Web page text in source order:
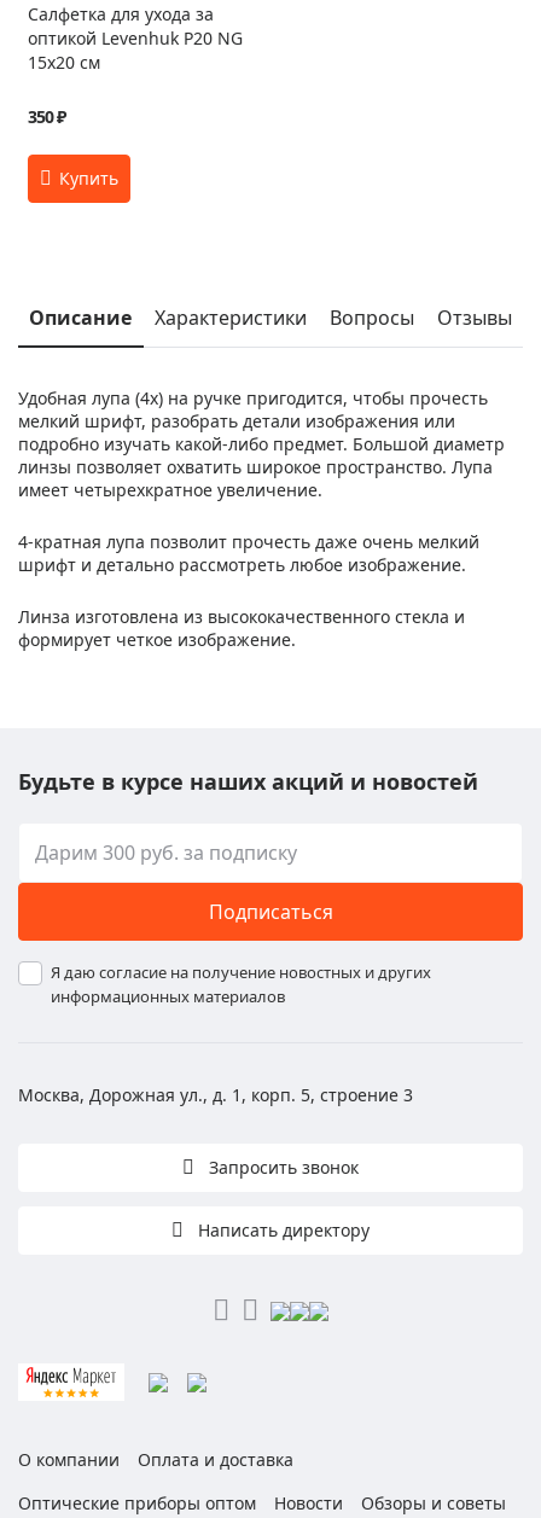
Салфетка для ухода за
оптикой Levenhuk P20 NG
15x20 см
350 ₽
Описание Характеристики Вопросы Отзывы
Удобная лупа (4x) на ручке пригодится, чтобы прочесть
мелкий шрифт, разобрать детали изображения или
подробно изучать какой-либо предмет. Большой диаметр
линзы позволяет охватить широкое пространство. Лупа
имеет четырехкратное увеличение.
4-кратная лупа позволит прочесть даже очень мелкий
шрифт и детально рассмотреть любое изображение.
Линза изготовлена из высококачественного стекла и
формирует четкое изображение.
Будьте в курсе наших акций и новостей
Подписаться
Я даю согласие на получение новостных и других
информационных материалов
Москва, Дорожная ул., д. 1, корп. 5, строение 3
Запросить звонок
Написать директору
О компании
Оплата и доставка
Оптические приборы оптом
Новости Обзоры и советы